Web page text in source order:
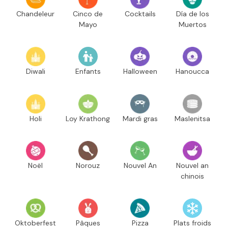
Chandeleur
Cinco de
Mayo
Cocktails
Día de los
Muertos
Diwali Enfants Halloween Hanoucca
Holi Loy Krathong Mardi gras Maslenitsa
Noël Norouz Nouvel An
Nouvel an
chinois
Oktoberfest Pâques Pizza Plats froids